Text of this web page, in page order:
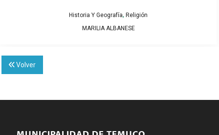
Historia Y Geografía, Religión
MARILIA ALBANESE
Volver